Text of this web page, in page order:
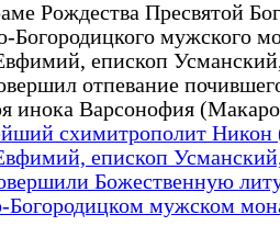
Рождества Пресвятой
Богородицкого мужского
епископ
отпевание
инока Варсонофия
схимитрополит Никон
епископ
Божественную
Богородицком мужском